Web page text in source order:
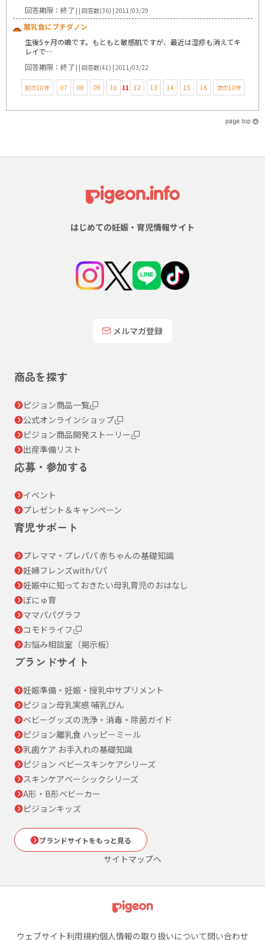
回答期限：終了 | | 回答数(36) | 2011/03/29
離乳食にプチダノン
生後5ヶ月の娘です。もともと敏感肌ですが、最近は湿疹も消えてキ
レイで…
回答期限：終了 | | 回答数(41) | 2011/03/22
前の10件 07 08 09 10 11 12 13 14 15 16 次の10件
はじめての妊娠・育児情報サイト
メルマガ登録
商品を探す
ピジョン商品一覧
公式オンラインショップ
ピジョン商品開発ストーリー
出産準備リスト
応募・参加する
イベント
プレゼント＆キャンペーン
育児サポート
プレママ・プレパパ 赤ちゃんの基礎知識
妊婦フレンズwithパパ
妊娠中に知っておきたい母乳育児のおはなし
ぼにゅ育
ママパパグラフ
コモドライフ
お悩み相談室（掲示板）
ブランドサイト
妊娠準備・妊娠・授乳中サプリメント
ピジョン母乳実感 哺乳びん
ベビーグッズの洗浄・消毒・除菌ガイド
ピジョン離乳食 ハッピーミール
乳歯ケア お手入れの基礎知識
ピジョン ベビースキンケアシリーズ
スキンケアベーシックシリーズ
A形・B形ベビーカー
ピジョンキッズ
ブランドサイトをもっと見る
サイトマップへ
ウェブサイト利用規約個人情報の取り扱いについて問い合わせ